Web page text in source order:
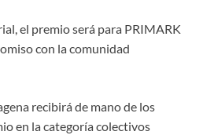
el premio será para PRIMARK
con la comunidad
recibirá de mano de los
en la categoría colectivos